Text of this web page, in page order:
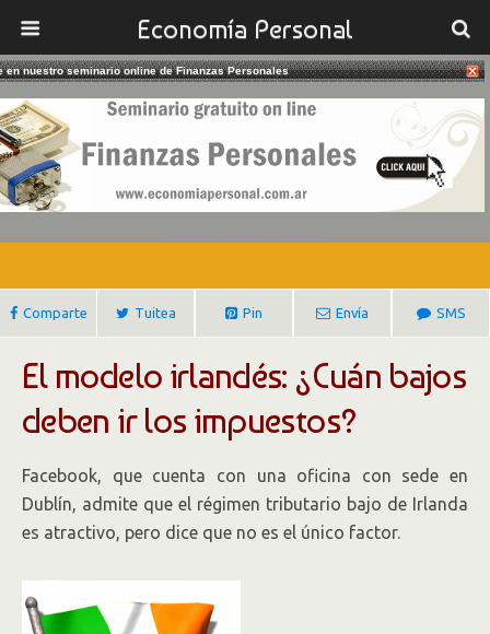
Economía Personal
27/02/2018
¿Cuán Bajos Deben Ser Los
Impuestos?
Comparte Tuitea Pin Envía SMS
El modelo irlandés: ¿Cuán bajos
deben ir los impuestos?
Facebook, que cuenta con una oficina con sede en
Dublín, admite que el régimen tributario bajo de Irlanda
es atractivo, pero dice que no es el único factor.
en nuestro seminario online de Finanzas Personales